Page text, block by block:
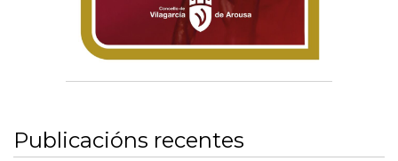
Publicacións recentes